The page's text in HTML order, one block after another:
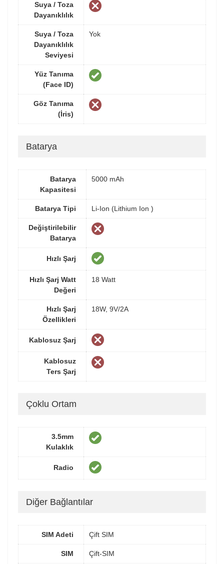
Suya / Toza
Dayanıklılık
Suya / Toza
Dayanıklılık
Seviyesi
Yok
Yüz Tanıma
(Face ID)
Göz Tanıma
(İris)
Batarya
Batarya
Kapasitesi
5000 mAh
Batarya Tipi Li-Ion (Lithium Ion )
Değiştirilebilir
Batarya
Hızlı Şarj
Hızlı Şarj Watt
Değeri
18 Watt
Hızlı Şarj
Özellikleri
18W, 9V/2A
Kablosuz Şarj
Kablosuz
Ters Şarj
Çoklu Ortam
3.5mm
Kulaklık
Radio
Diğer Bağlantılar
SIM Adeti Çift SIM
SIM Çift-SIM